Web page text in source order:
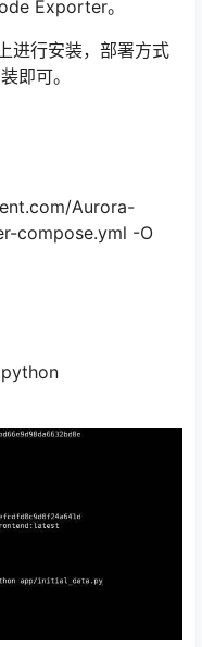
Exporter。
进行安装，部署方式
即可。
Aurora-
compose.yml -O